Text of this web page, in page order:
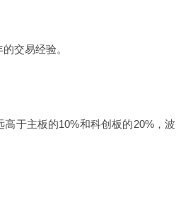
交易经验。
于主板的10%和科创板的20%，波